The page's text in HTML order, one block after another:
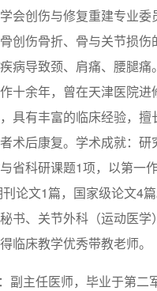
会创伤与修复重建专业委
创伤骨折、骨与关节损伤
病导致颈、肩痛、腰腿痛
十余年，曾在天津医院进
具有丰富的临床经验，擅
术后康复。学术成就：研
省科研课题1项，以第一
论文1篇，国家级论文4
书、关节外科（运动医学
临床教学优秀带教老师。
副主任医师，毕业于第二